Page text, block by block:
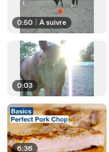
0:50 À suivre
0:03
6:36